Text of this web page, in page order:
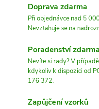
Doprava zdarma
Při objednávce nad 5
Nevztahuje se na
Poradenství zdarma
Nevíte si rady? V
kdykoliv k dispozici od
176 372.
Zapůjčení vzorků